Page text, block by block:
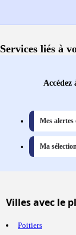
Services liés à
Accédez
Mes alertes
Ma
Villesavec le
Poitiers